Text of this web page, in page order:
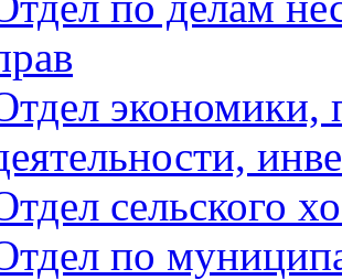
экономики,
сельского
по